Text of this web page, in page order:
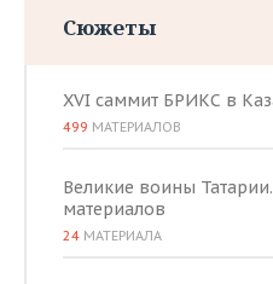
Сюжеты
XVI саммит БРИКС в
499 МАТЕРИАЛОВ
Великие воины
материалов
24 МАТЕРИАЛА